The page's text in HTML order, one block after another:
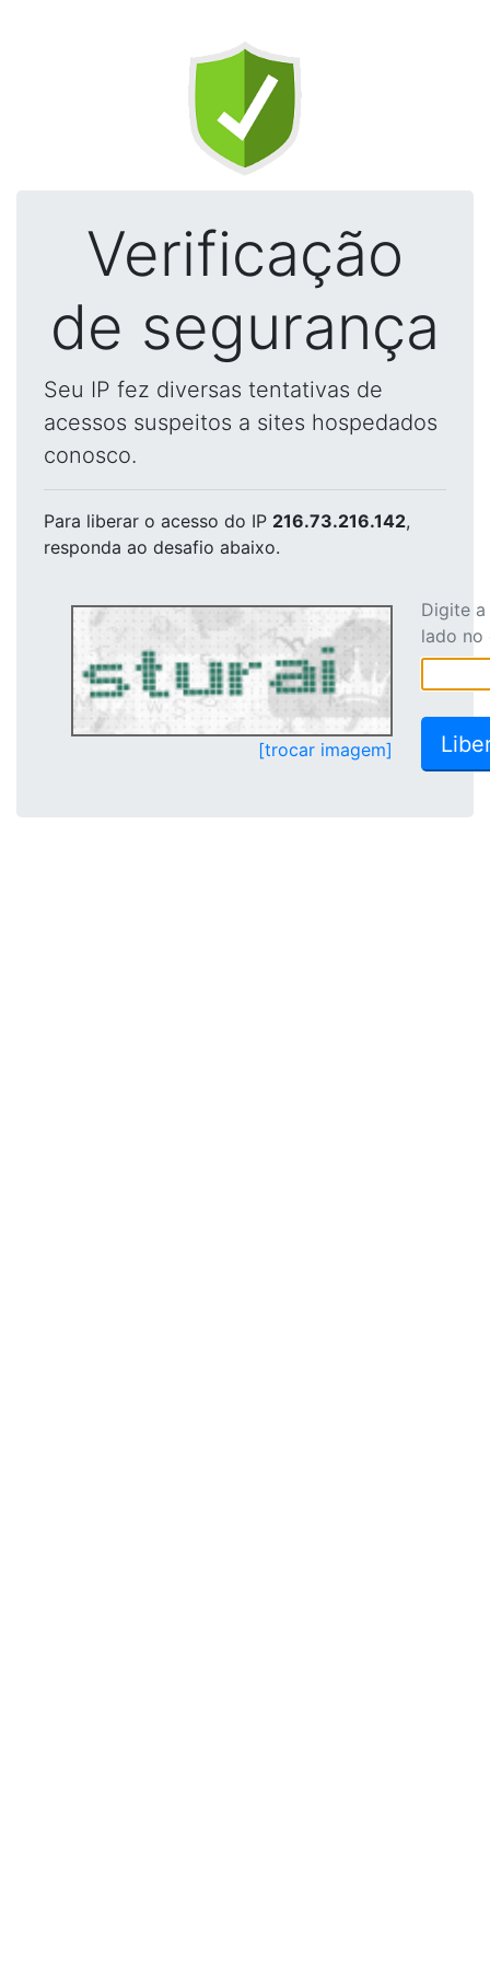
Verificação
de segurança
Seu IP fez diversas tentativas de
acessos suspeitos a sites hospedados
conosco.
Para liberar o acesso do IP 216.73.216.142,
responda ao desafio abaixo.
[trocar imagem]
Digite
lado no